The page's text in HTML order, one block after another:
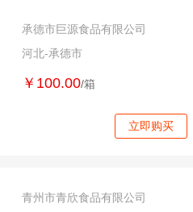
￥100.00/箱
承德市巨源食品有限公司
河北-承德市
立即购买
青州市青欣食品有限公司